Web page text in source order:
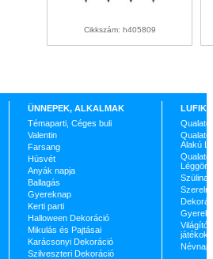
Cikkszám: h405809
ÜNNEPEK, ALKALMAK
Témaparti, Céges buli
Valentin
Farsang
Húsvét
Anyák napja
Ballagás
Gyereknap
Kerti parti
Halloween Dekoráció
Mikulás és Pajtásai
Karácsonyi Dekoráció
Szilveszteri Dekoráció
LUFIK
Alakú
Világító
játékok
Névnap